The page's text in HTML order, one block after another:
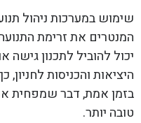
שימוש במערכות ניהול
המנטרים את זרימת
יכול להוביל לתכנון גישה
היציאות והכניסות לחניון,
בזמן אמת, דבר שמפחית
טובה יותר.